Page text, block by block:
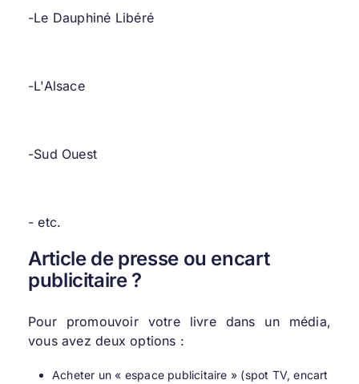
-Le Dauphiné Libéré
-L'Alsace
-Sud Ouest
- etc.
Article de presse ou encart
publicitaire ?
Pour promouvoir votre livre dans un média,
vous avez deux options :
Acheter un « espace publicitaire » (spot TV, encart